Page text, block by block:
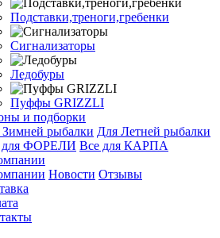
Подставки,треноги,гребенки
Сигнализаторы
Ледобуры
Пуффы GRIZZLI
и подборки
Зимней рыбалки Для Летней рыбалки
для ФОРЕЛИ Все для КАРПА
Новости Отзывы